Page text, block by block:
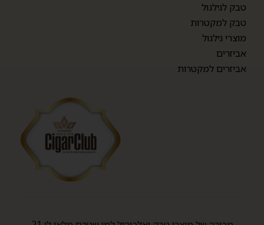
טבק לגילגול
טבק למקטרות
מוצרי גילגול
אביזרים
אביזרים למקטרות